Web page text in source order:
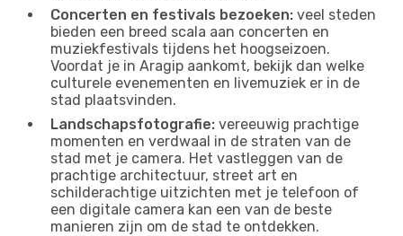
Concerten en festivals bezoeken: veel steden
bieden een breed scala aan concerten en
muziekfestivals tijdens het hoogseizoen.
Voordat je in Aragip aankomt, bekijk dan welke
culturele evenementen en livemuziek er in de
stad plaatsvinden.
Landschapsfotografie: vereeuwig prachtige
momenten en verdwaal in de straten van de
stad met je camera. Het vastleggen van de
prachtige architectuur, street art en
schilderachtige uitzichten met je telefoon of
een digitale camera kan een van de beste
manieren zijn om de stad te ontdekken.